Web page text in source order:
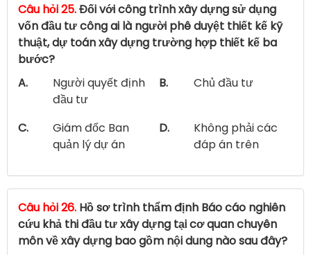
Câu hỏi 25.Đối với công trình xây dựng sử dụng
vốn đầu tư công ai là người phê duyệt thiết kế kỹ
thuật, dự toán xây dựng trường hợp thiết kế ba
bước?
A.
Người quyết định
đầu tư
B. Chủ đầu tư
C.
Giám đốc Ban
quản lý dự án
D.
Không phải các
đáp án trên
Câu hỏi 26. Hồ sơ trình thẩm định Báo cáo nghiên
cứu khả thi đầu tư xây dựng tại cơ quan chuyên
môn về xây dựng bao gồm nội dung nào sau đây?